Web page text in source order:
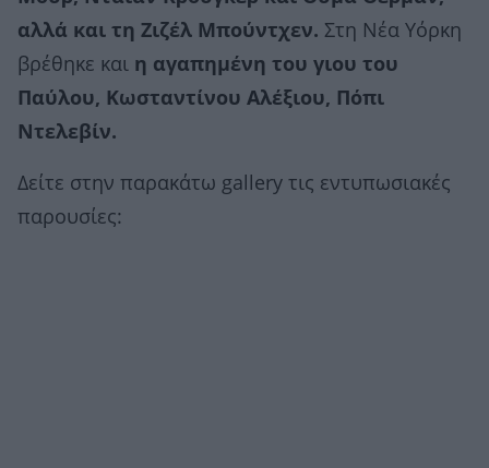
αλλά και τη Ζιζέλ Μπούντχεν. Στη Νέα Υόρκη
βρέθηκε και η αγαπημένη του γιου του
Παύλου, Κωσταντίνου Αλέξιου, Πόπι
Ντελεβίν.
Δείτε στην παρακάτω gallery τις εντυπωσιακές
παρουσίες: